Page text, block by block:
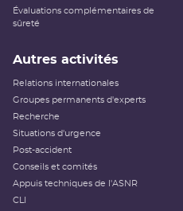
Évaluations complémentaires de
sûreté
Autres activités
Relations internationales
Groupes permanents d'experts
Recherche
Situations d'urgence
Post-accident
Conseils et comités
Appuis techniques de l'ASNR
CLI